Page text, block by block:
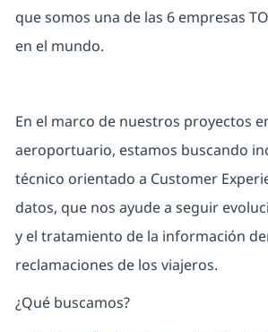
que somos una de las 6 empresas
en el mundo.
En el marco de nuestros proyectos
aeroportuario, estamos buscando
técnico orientado a Customer
datos, que nos ayude a seguir
y el tratamiento de la información
reclamaciones de los viajeros.
¿Qué buscamos?